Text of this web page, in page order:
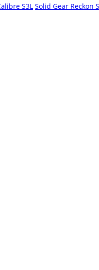
S3L Solid Gear Reckon